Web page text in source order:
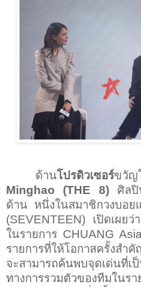
ด้านโปรดิวเซอร์ขวั
Minghao (THE 8)
ศิลปิ
ด้าน หนึ่งในสมาชิกวงบอย
(SEVENTEEN) เปิดเผยว่า
ในรายการ CHUANG
รายการที่ให้โอกาสครั้งสำ
จะสามารถค้นพบจุดเด่นที่
ทางการรวมตัวของทีมในร